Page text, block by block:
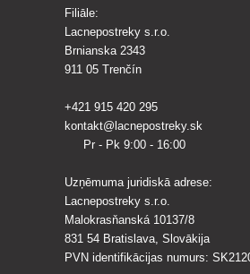
Filiāle:
Lacnepostreky s.r.o.
Brnianska 2343
911 05 Trenčín
+421 915 420 295
kontakt@lacnepostreky.sk
Pr - Pk 9:00 - 16:00
Uzņēmuma juridiskā adrese:
Lacnepostreky s.r.o.
Malokrasňanská 10137/8
831 54 Bratislava, Slovākija
PVN identifikācijas numurs: